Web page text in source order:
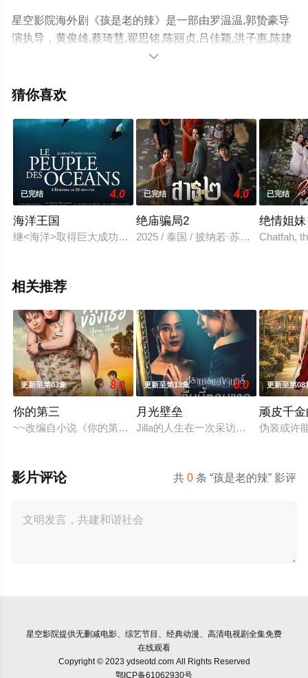
星空影院海外剧《孩是老的辣》是一部由罗温温,郭贽豪导
演执导，黄俊雄,蔡琦慧,翟思铭,陈丽贞,吕佳颖,洪子惠,陈建
彬,卢传瑾,郑惠玉,易凌,钟琴,向云,黄慧燕,张汶祥,王禄江等
结），手机免费观看高清未删减完整版电视剧全集就上星
情网等平台了解。

猜你喜欢
已完结 4.0
海洋王国
继<海洋>取得巨大成功后，雅克·贝汉和雅克·克鲁奥德再度联
已完结 4.0
绝庙骗局2
2025 / 泰国 / 披纳若·苏潘平佑,帕查
已完结
绝情姐妹
Chatfah,
相关推荐
更新至第03集 8.0
你的第三
~~改编自小说《你的第三》（ที่สามของเธอ）
更新至第13集 6.0
月光壁垒
Jilla的人生在一次采访中彻底偏离了
更新至第08
顽皮千
伪装或许
共0 条 “孩是老的辣” 影评
影片评论
星空影院提供无删减电影、综艺节目、经典动漫、高清电视剧全集免费
在线观看
Copyright © 2023 ydseotd.com All Rights Reserved
鄂ICP备61062930号